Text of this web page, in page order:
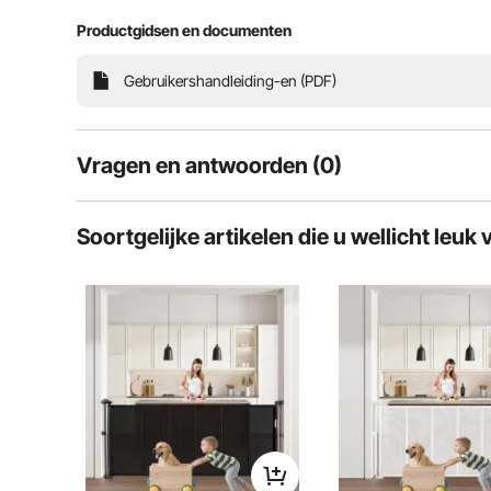
Ons deurhekje is een must voor elk gezin. Hij kan
Productgidsen en documenten
Gebruikershandleiding-en (PDF)
Vragen en antwoorden (0)
Is het product duurzaam? ...
Stel de eerste vraag
Soortgelijke artikelen die u wellicht leuk